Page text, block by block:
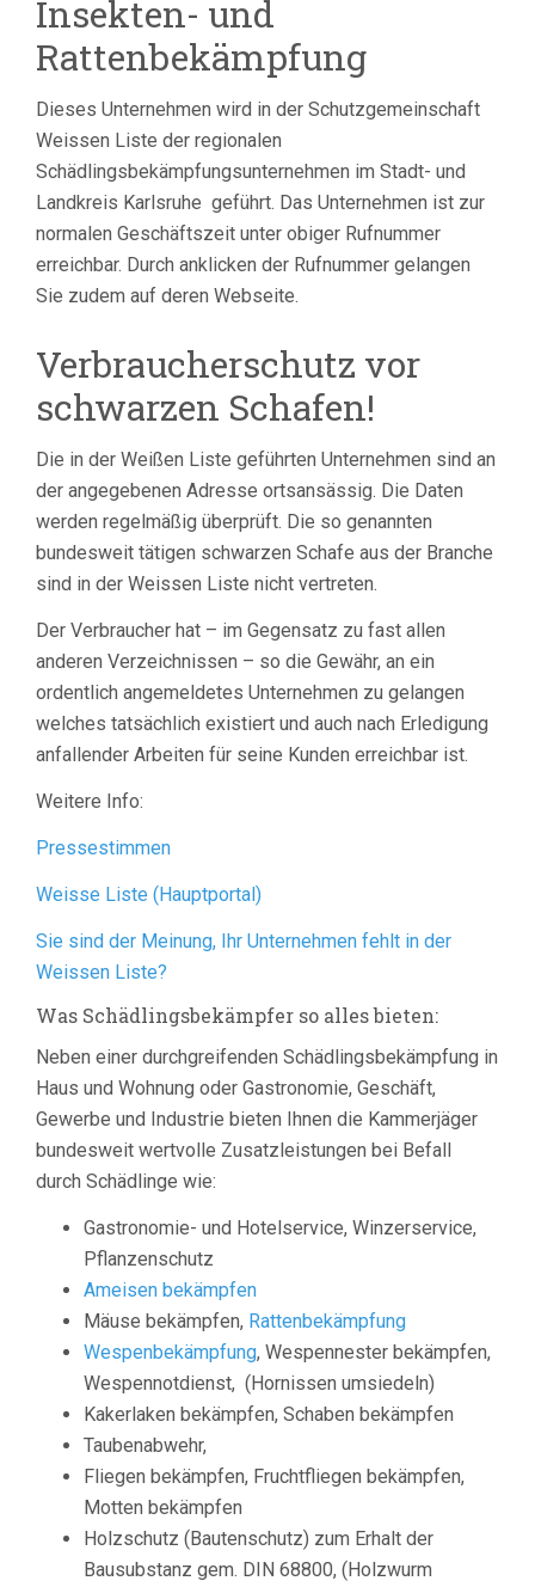
Insekten- und
Rattenbekämpfung
Dieses Unternehmen wird in der Schutzgemeinschaft
Weissen Liste der regionalen
Schädlingsbekämpfungsunternehmen im Stadt- und
Landkreis Karlsruhe geführt. Das Unternehmen ist zur
normalen Geschäftszeit unter obiger Rufnummer
erreichbar. Durch anklicken der Rufnummer gelangen
Sie zudem auf deren Webseite.
Verbraucherschutz vor
schwarzen Schafen!
Die in der Weißen Liste geführten Unternehmen sind an
der angegebenen Adresse ortsansässig. Die Daten
werden regelmäßig überprüft. Die so genannten
bundesweit tätigen schwarzen Schafe aus der Branche
sind in der Weissen Liste nicht vertreten.
Der Verbraucher hat – im Gegensatz zu fast allen
anderen Verzeichnissen – so die Gewähr, an ein
ordentlich angemeldetes Unternehmen zu gelangen
welches tatsächlich existiert und auch nach Erledigung
anfallender Arbeiten für seine Kunden erreichbar ist.
Weitere Info:
Pressestimmen
Weisse Liste (Hauptportal)
Sie sind der Meinung, Ihr Unternehmen fehlt in der
Weissen Liste?
Was Schädlingsbekämpfer so alles bieten:
Neben einer durchgreifenden Schädlingsbekämpfung in
Haus und Wohnung oder Gastronomie, Geschäft,
Gewerbe und Industrie bieten Ihnen die Kammerjäger
bundesweit wertvolle Zusatzleistungen bei Befall
durch Schädlinge wie:
Gastronomie- und Hotelservice, Winzerservice,
Pflanzenschutz
Ameisen bekämpfen
Mäuse bekämpfen, Rattenbekämpfung
Wespenbekämpfung, Wespennester bekämpfen,
Wespennotdienst, (Hornissen umsiedeln)
Kakerlaken bekämpfen, Schaben bekämpfen
Taubenabwehr,
Fliegen bekämpfen, Fruchtfliegen bekämpfen,
Motten bekämpfen
Holzschutz (Bautenschutz) zum Erhalt der
Bausubstanz gem. DIN 68800, (Holzwurm